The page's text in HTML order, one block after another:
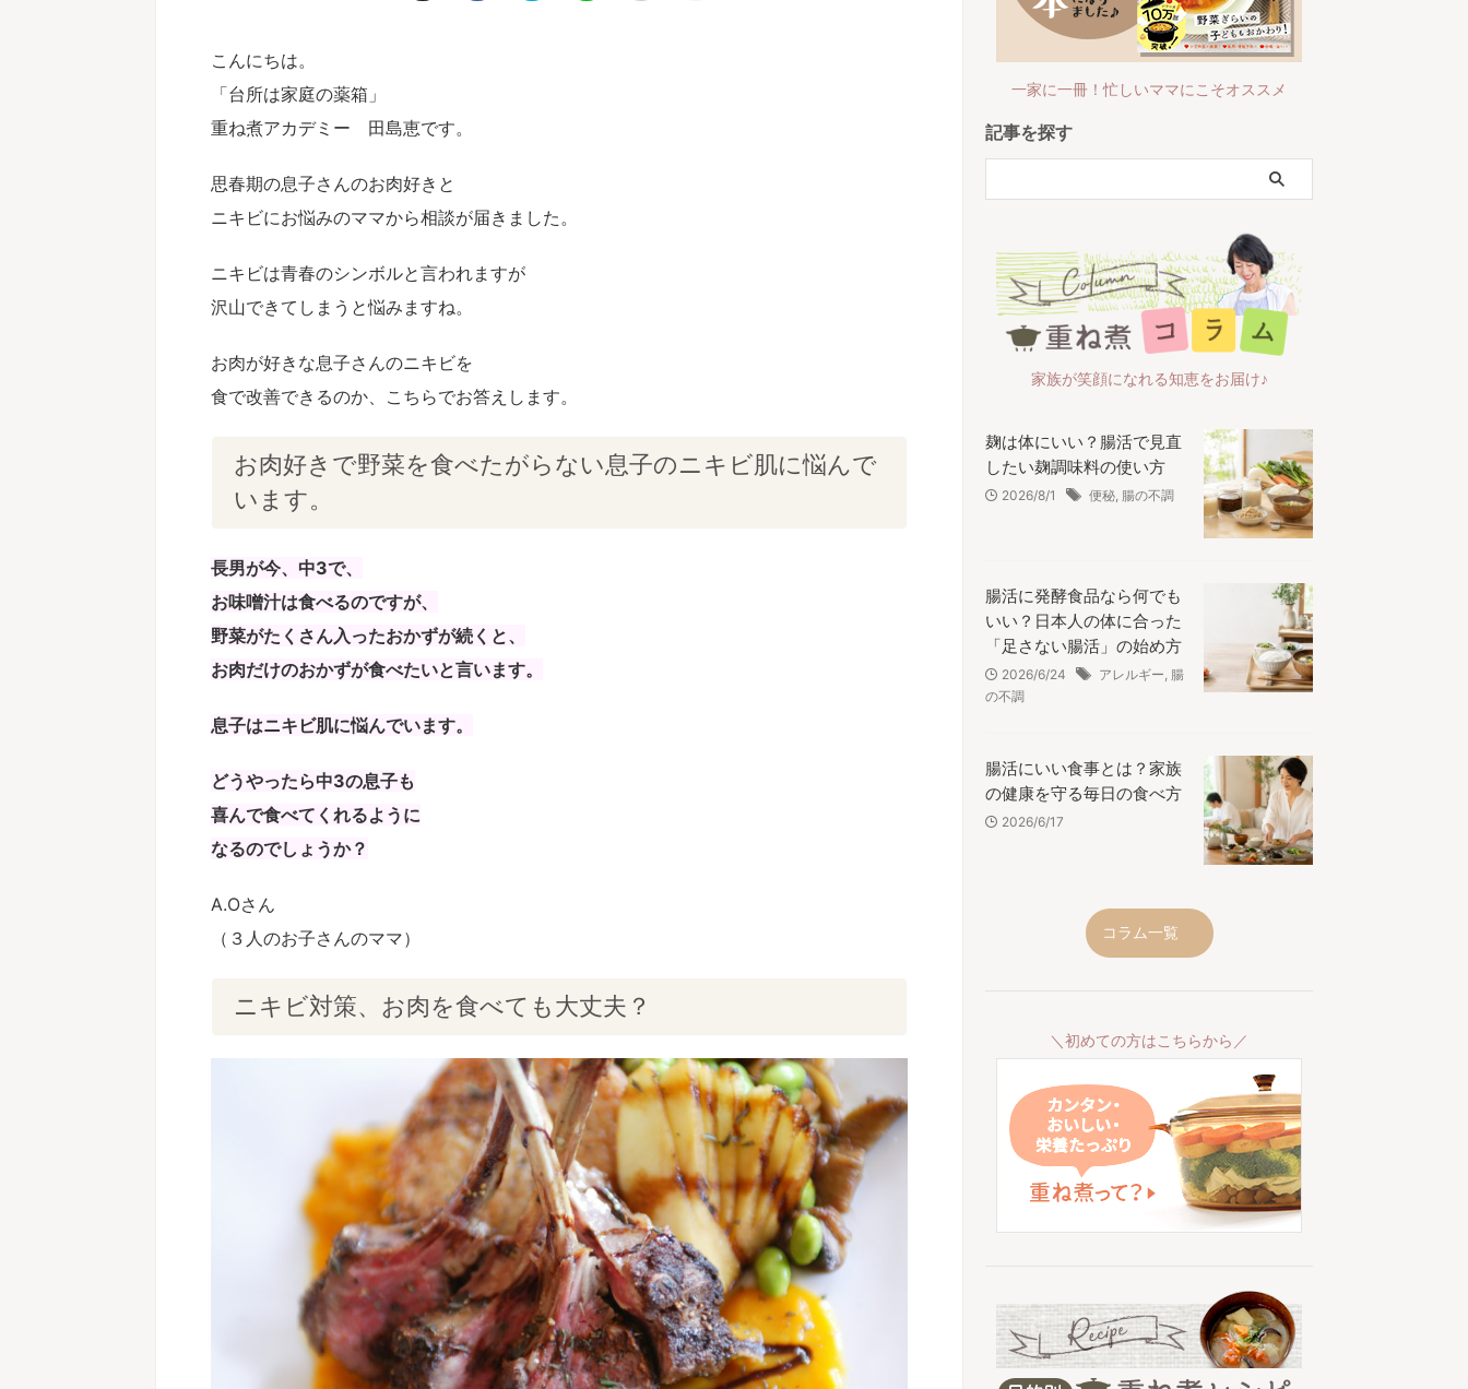
こんにちは。
「台所は家庭の薬箱」
重ね煮アカデミー 田島恵です。
思春期の息子さんのお肉好きと
ニキビにお悩みのママから相談が届きました。
ニキビは青春のシンボルと言われますが
沢山できてしまうと悩みますね。
お肉が好きな息子さんのニキビを
食で改善できるのか、こちらでお答えします。
お肉好きで野菜を食べたがらない息子のニキビ肌に悩んで
います。
長男が今、中3で、
お味噌汁は食べるのですが、
野菜がたくさん入ったおかずが続くと、
お肉だけのおかずが食べたいと言います。
息子はニキビ肌に悩んでいます。
どうやったら中3の息子も
喜んで食べてくれるように
なるのでしょうか？
A.Oさん
（３人のお子さんのママ）
ニキビ対策、お肉を食べても大丈夫？
一家に一冊！忙しいママにこそオススメ
記事を探す
家族が笑顔になれる知恵をお届け♪
麹は体にいい？腸活で見直
したい麹調味料の使い方
2026/8/1 便秘, 腸の不調
腸活に発酵食品なら何でも
いい？日本人の体に合った
「足さない腸活」の始め方
2026/6/24 アレルギー, 腸
の不調
腸活にいい食事とは？家族
の健康を守る毎日の食べ方
2026/6/17
コラム一覧
＼初めての方はこちらから／